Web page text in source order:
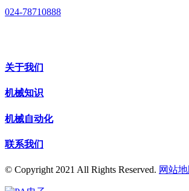
024-78710888
关于我们
机械知识
机械自动化
联系我们
© Copyright 2021 All Rights Reserved. 网站地